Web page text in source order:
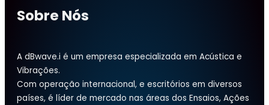
Sobre Nós
A dBwave.i é um empresa especializada em Acústica e
Vibrações.
Com operação internacional, e escritórios em diversos
países, é líder de mercado nas áreas dos Ensaios, Ações